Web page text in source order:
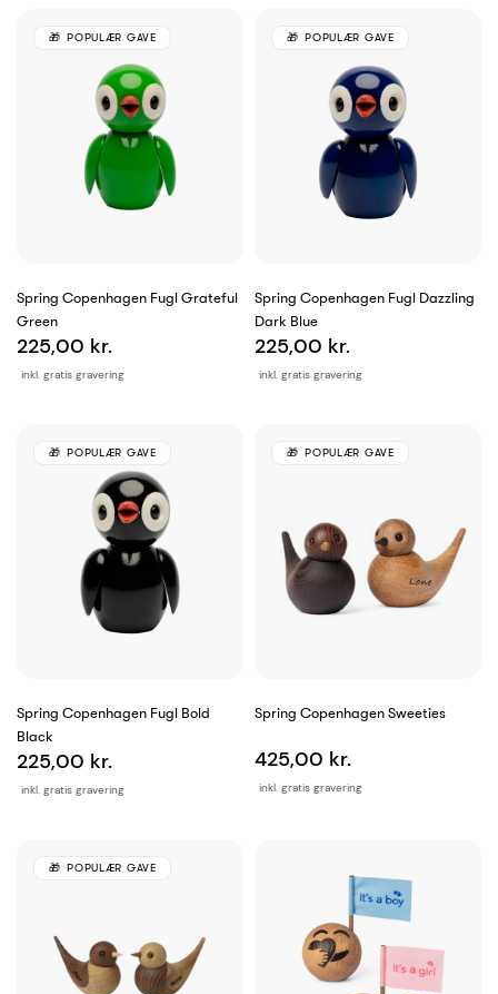
Spring Copenhagen Fugl Grateful
Green
inkl. gratis gravering
225,00 kr.
POPULÆR GAVE
Spring Copenhagen Fugl Dazzling
Dark Blue
inkl. gratis gravering
225,00 kr.
POPULÆR GAVE
Spring Copenhagen Fugl Bold
Black
inkl. gratis gravering
225,00 kr.
POPULÆR GAVE
Spring Copenhagen Sweeties
inkl. gratis gravering
425,00 kr.
POPULÆR GAVE
POPULÆR GAVE